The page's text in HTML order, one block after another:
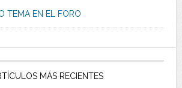
TEMA EN EL FORO
MÁS RECIENTES